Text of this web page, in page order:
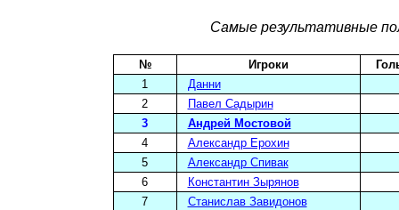
Самые результативные
№ Игроки
1
Данни
2
Павел Садырин
3
Андрей Мостовой
4
Александр Ерохин
5
Александр Спивак
6
Константин Зырянов
7
Станислав Завидонов